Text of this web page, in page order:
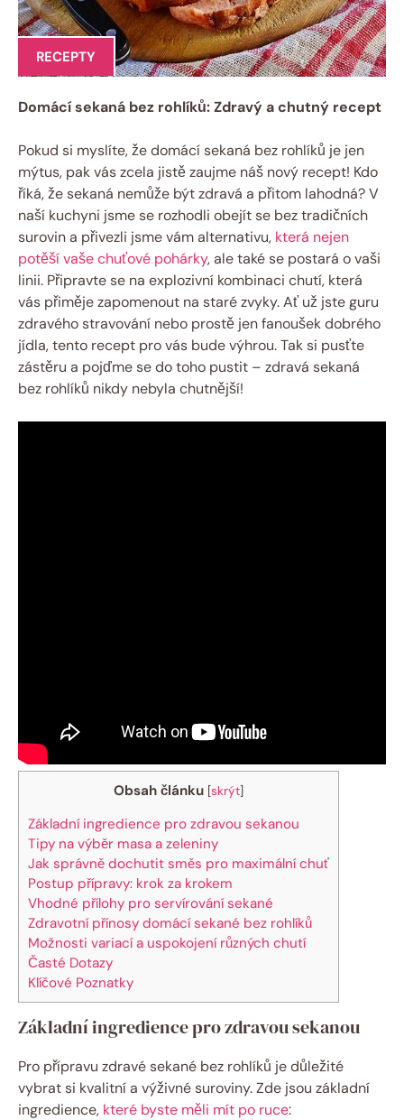
RECEPTY
Domácí sekaná bez rohlíků: Zdravý a chutný recept
Pokud si myslíte, že domácí sekaná bez rohlíků je jen
mýtus, pak vás zcela jistě zaujme náš nový recept! Kdo
říká, že sekaná nemůže být zdravá a přitom lahodná? V
naší kuchyni jsme se rozhodli obejít se bez tradičních
surovin a přivezli jsme vám alternativu, která nejen
potěší vaše chuťové pohárky, ale také se postará o vaši
linii. Připravte se na explozivní kombinaci chutí, která
vás přiměje zapomenout na staré zvyky. Ať už jste guru
zdravého stravování nebo prostě jen fanoušek dobrého
jídla, tento recept pro vás bude výhrou. Tak si pusťte
zástěru a pojďme se do toho pustit – zdravá sekaná
bez rohlíků nikdy nebyla chutnější!
Obsah článku [skrýt]
Základní ingredience pro zdravou sekanou
Tipy na výběr masa a zeleniny
Jak správně dochutit směs pro maximální chuť
Postup přípravy: krok za krokem
Vhodné přílohy pro servírování sekané
Zdravotní přínosy domácí sekané bez rohlíků
Možnosti variací a uspokojení různých chutí
Časté Dotazy
Klíčové Poznatky
Základní ingredience pro zdravou sekanou
Pro přípravu zdravé sekané bez rohlíků je důležité
vybrat si kvalitní a výživné suroviny. Zde jsou základní
ingredience, které byste měli mít po ruce: